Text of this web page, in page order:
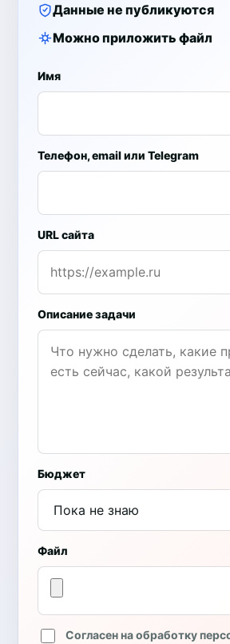
Данные не публикуются
Можно приложить файл
Имя
Телефон, email или Telegram
URL сайта
Описание задачи
Бюджет
Файл
Согласен на обработку